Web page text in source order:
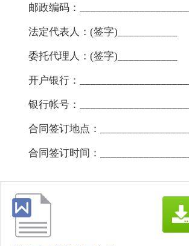
邮政编码：_____________________
法定代表人：(签字)___________
委托代理人：(签字)___________
开户银行：_____________________
银行帐号：_____________________
合同签订地点：_________________
合同签订时间：_________________